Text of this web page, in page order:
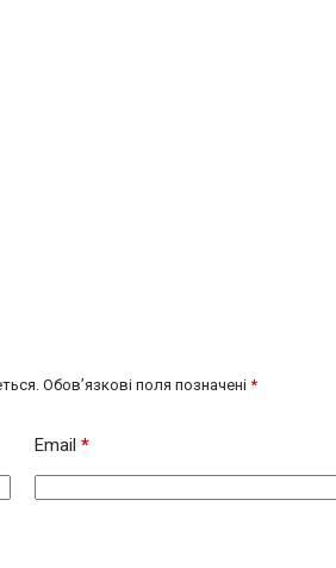
Обов’язкові поля позначені *
Email *